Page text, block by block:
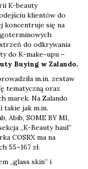
K-beauty
klientów do
koncentruje się na
do odkrywania
do K-make-upu –
Buying w Zalando.
m.in. zestaw
tematyczną oraz
marek. Na Zalando
takie jak m.in.
Abib, SOME BY MI,
„K-Beauty haul”
COSRX ma na
55–167 zł.
„glass skin” i